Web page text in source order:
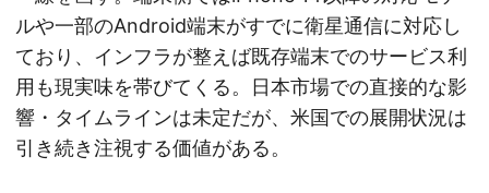
ルや一部のAndroid端末がすでに衛星通信に対応し
ており、インフラが整えば既存端末でのサービス利
用も現実味を帯びてくる。日本市場での直接的な影
響・タイムラインは未定だが、米国での展開状況は
引き続き注視する価値がある。